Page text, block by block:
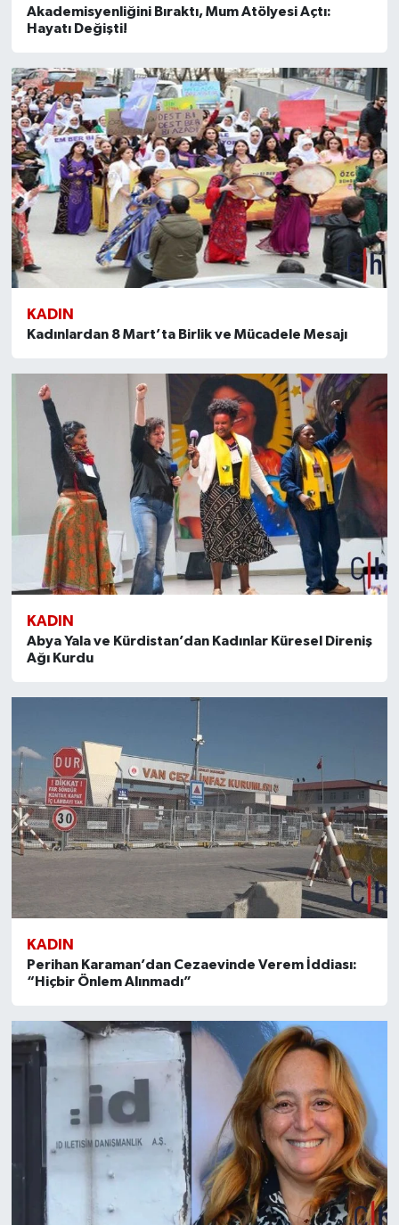
Akademisyenliğini Bıraktı, Mum Atölyesi Açtı:
Hayatı Değişti!
KADIN
Kadınlardan 8 Mart’ta Birlik ve Mücadele Mesajı
KADIN
Abya Yala ve Kürdistan’dan Kadınlar Küresel Direniş
Ağı Kurdu
KADIN
Perihan Karaman’dan Cezaevinde Verem İddiası:
“Hiçbir Önlem Alınmadı”